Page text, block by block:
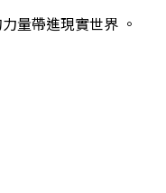
量帶進現實世界 。